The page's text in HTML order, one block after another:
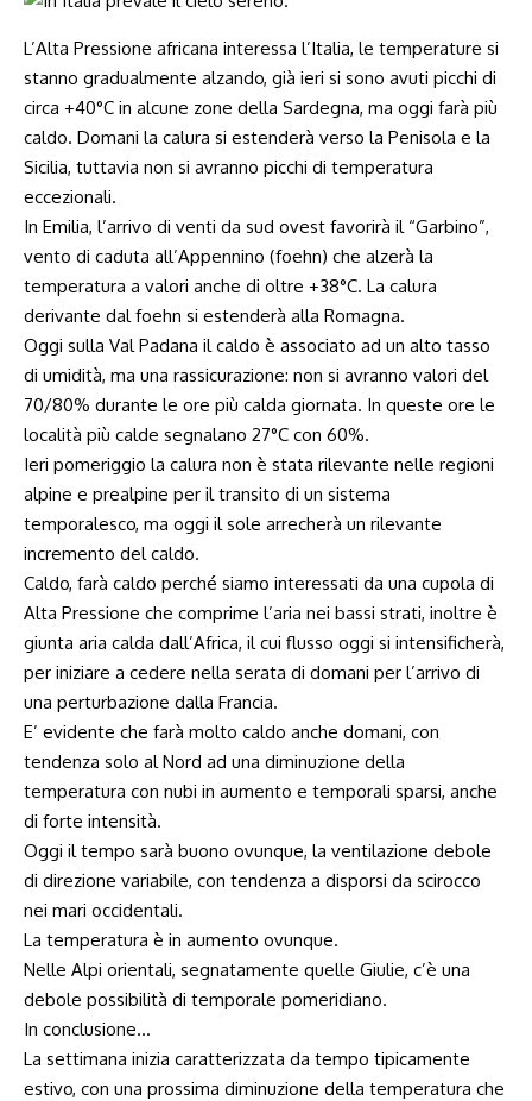
L’Alta Pressione africana interessa l’Italia, le temperature si
stanno gradualmente alzando, già ieri si sono avuti picchi di
circa +40°C in alcune zone della Sardegna, ma oggi farà più
caldo. Domani la calura si estenderà verso la Penisola e la
Sicilia, tuttavia non si avranno picchi di temperatura
eccezionali.
In Emilia, l’arrivo di venti da sud ovest favorirà il “Garbino”,
vento di caduta all’Appennino (foehn) che alzerà la
temperatura a valori anche di oltre +38°C. La calura
derivante dal foehn si estenderà alla Romagna.
Oggi sulla Val Padana il caldo è associato ad un alto tasso
di umidità, ma una rassicurazione: non si avranno valori del
70/80% durante le ore più calda giornata. In queste ore le
località più calde segnalano 27°C con 60%.
Ieri pomeriggio la calura non è stata rilevante nelle regioni
alpine e prealpine per il transito di un sistema
temporalesco, ma oggi il sole arrecherà un rilevante
incremento del caldo.
Caldo, farà caldo perché siamo interessati da una cupola di
Alta Pressione che comprime l’aria nei bassi strati, inoltre è
giunta aria calda dall’Africa, il cui flusso oggi si intensificherà,
per iniziare a cedere nella serata di domani per l’arrivo di
una perturbazione dalla Francia.
E’ evidente che farà molto caldo anche domani, con
tendenza solo al Nord ad una diminuzione della
temperatura con nubi in aumento e temporali sparsi, anche
di forte intensità.
Oggi il tempo sarà buono ovunque, la ventilazione debole
di direzione variabile, con tendenza a disporsi da scirocco
nei mari occidentali.
La temperatura è in aumento ovunque.
Nelle Alpi orientali, segnatamente quelle Giulie, c’è una
debole possibilità di temporale pomeridiano.
In conclusione…
La settimana inizia caratterizzata da tempo tipicamente
estivo, con una prossima diminuzione della temperatura che